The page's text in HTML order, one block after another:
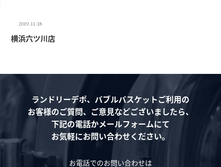
2019.11.18
横浜六ツ川店
ランドリーデポ、バブルバスケットご利用の
お客様のご質問、ご意見などございましたら、
下記の電話かメールフォームにて
お気軽にお問い合わせください。
お電話でのお問い合わせは